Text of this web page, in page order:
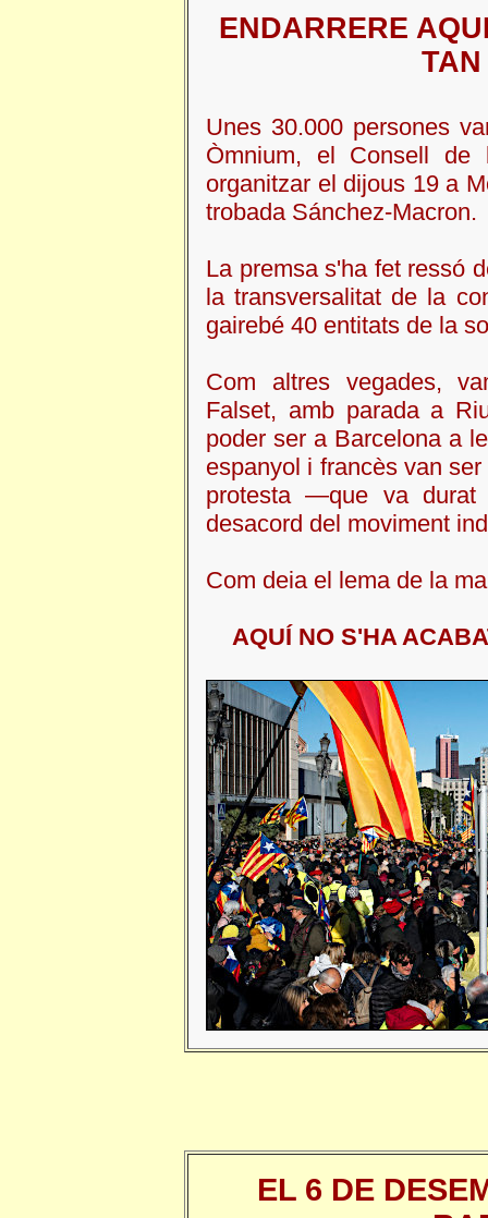
ENDARRERE
Unes 30.000 persones
Òmnium, el Consell
organitzar el dijous 19 a
trobada Sánchez-Macron.
La premsa s'ha fet ressó
la transversalitat de la
gairebé 40 entitats de la
Com altres vegades,
Falset, amb parada a
poder ser a Barcelona a
espanyol i francès van
protesta —que va
desacord del moviment
Com deia el lema de la
AQUÍ NO S'HA
EL 6 DE